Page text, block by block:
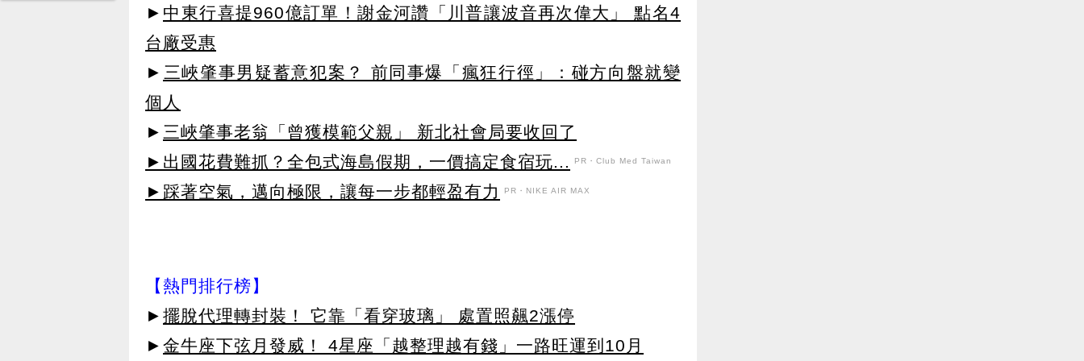
► 中東行喜提960億訂單！謝金河讚「川普讓波音再次偉大」 點名4
台廠受惠
► 三峽肇事男疑蓄意犯案？ 前同事爆「瘋狂行徑」：碰方向盤就變
個人
► 三峽肇事老翁「曾獲模範父親」 新北社會局要收回了
►出國花費難抓？全包式海島假期，一價搞定食宿玩...
PR・Club Med Taiwan
►踩著空氣，邁向極限，讓每一步都輕盈有力 PR・NIKE AIR MAX
【熱門排行榜】
► 擺脫代理轉封裝！ 它靠「看穿玻璃」 處置照飆2漲停
► 金牛座下弦月發威！ 4星座「越整理越有錢」一路旺運到10月